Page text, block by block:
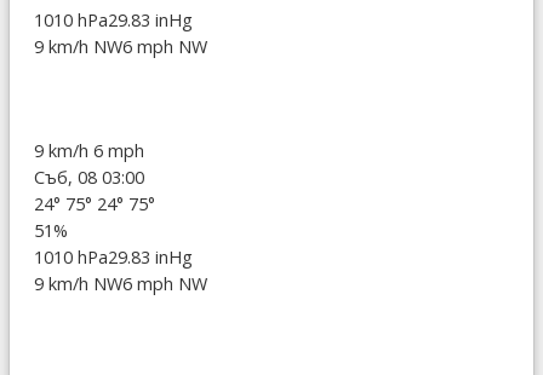
1010 hPa29.83 inHg
9 km/h NW6 mph NW
9 km/h 6 mph
Съб, 08 03:00
24° 75° 24° 75°
51%
1010 hPa29.83 inHg
9 km/h NW6 mph NW